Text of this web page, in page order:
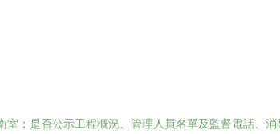
；是否公示工程概況、管理人員名單及監督電話、消